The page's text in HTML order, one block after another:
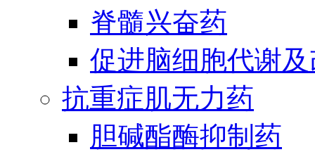
脊髓兴奋药
促进脑细胞代谢
抗重症肌无力药
胆碱酯酶抑制药